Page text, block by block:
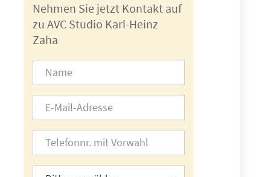
Nehmen Sie jetzt Kontakt auf
zu AVC Studio Karl-Heinz
Zaha